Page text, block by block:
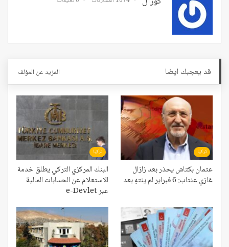
قد يعجبك ايضا المزيد عن المؤلف
تركيا
عثمان بكتاش يحذر بعد زلزال
غازي عنتاب: 6 فبراير لم ينتهِ بعد
تركيا
البنك المركزي التركي يطلق خدمة
الاستعلام عن الحسابات المالية
عبر e-Devlet